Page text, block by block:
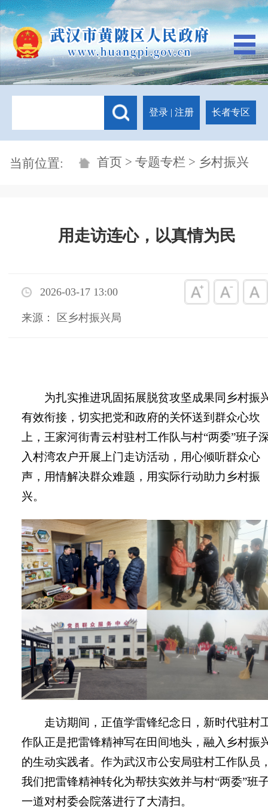
登录 | 注册 长者专区
当前位置: 首页 > 专题专栏 > 乡村振兴
用走访连心，以真情为民
2026-03-17 13:00
来源： 区乡村振兴局
为扎实推进巩固拓展脱贫攻坚成果同乡村振
有效衔接，切实把党和政府的关怀送到群众心坎
上 ，王家河街青云村驻村工作队与村“两委”班子
入村湾农户开展上门走访活动 ， 用心倾听群众心
声，用情解决群众难题 ， 用实际行动助力乡村振
兴。
走访期间，正值学雷锋纪念日，新时代驻村
作队正是把雷锋精神写在田间地头，融入乡村振
的生动实践者。作为武汉市公安局驻村工作队员
我们把雷锋精神转化为帮扶实效并与村“两委”班
一道对村委会院落进行了大清扫。